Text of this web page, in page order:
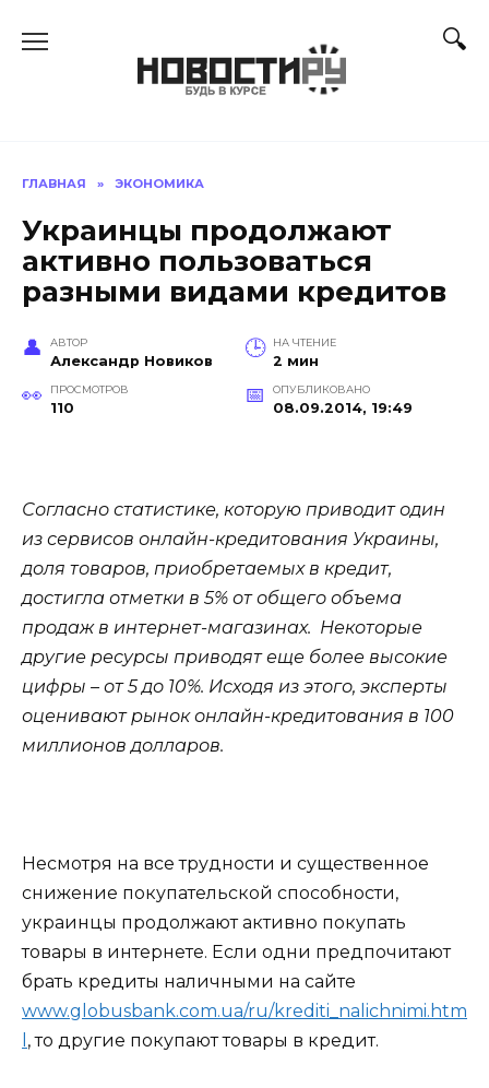
ГЛАВНАЯ » ЭКОНОМИКА
Украинцы продолжают
активно пользоваться
разными видами кредитов
АВТОР
Александр Новиков
НА ЧТЕНИЕ
2 мин
ПРОСМОТРОВ
110
ОПУБЛИКОВАНО
08.09.2014, 19:49
Согласно статистике, которую приводит один
из сервисов онлайн-кредитования Украины,
доля товаров, приобретаемых в кредит,
достигла отметки в 5% от общего объема
продаж в интернет-магазинах. Некоторые
другие ресурсы приводят еще более высокие
цифры – от 5 до 10%. Исходя из этого, эксперты
оценивают рынок онлайн-кредитования в 100
миллионов долларов.
Несмотря на все трудности и существенное
снижение покупательской способности,
украинцы продолжают активно покупать
товары в интернете. Если одни предпочитают
брать кредиты наличными на сайте
www.globusbank.com.ua/ru/krediti_nalichnimi.htm
, то другие покупают товары в кредит.